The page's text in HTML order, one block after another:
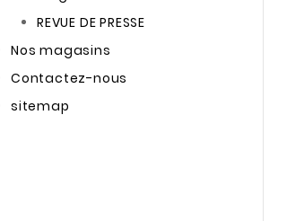
REVUE DE PRESSE
Nos magasins
Contactez-nous
sitemap